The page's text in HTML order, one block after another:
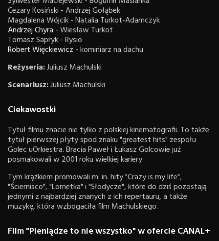
Cezary Kosiński - Andrzej Gołąbek
Magdalena Wójcik - Natalia Turkot-Adamczyk
Andrzej Chyra - Wiesław Turkot
Tomasz Sapryk - Rysio
Robert Więckiewicz - kominiarz na dachu
Reżyseria:Juliusz Machulski
Scenariusz:Juliusz Machulski
Ciekawostki
Tytuł filmu znacie nie tylko z polskiej kinematografii. To także
tytuł pierwszej płyty spod znaku "greatest hits" zespołu
Golec uOrkiestra. Bracia Paweł i Łukasz Golcowie już
posmakowali w 2001 roku wielkiej kariery.
Tym krążkiem promowali m. in. hity "Crazy is my life",
"Ściernisco", "Lornetka" i "Słodycze", które do dziś pozostają
jednymi z najbardziej znanych z ich repertauru, a także
muzykę, która wzbogaciła film Machulskiego.
Film "Pieniądze to nie wszystko" w ofercie CANAL+